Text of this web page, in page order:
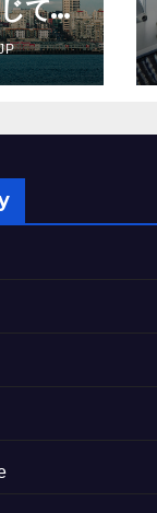
て
取得